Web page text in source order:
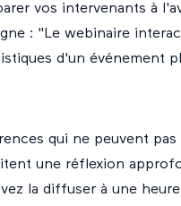
vos intervenants à
: "Le webinaire
d'un événement
qui ne peuvent pas
une réflexion
la diffuser à une